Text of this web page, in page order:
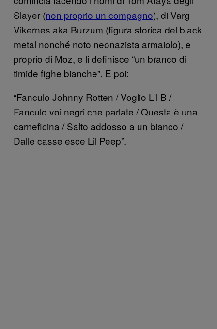
Slayer (non proprio un compagno), di Varg
Vikernes aka Burzum (figura storica del black
metal nonché noto neonazista armaiolo), e
proprio di Moz, e li definisce “un branco di
timide fighe bianche”. E poi:
“Fanculo Johnny Rotten / Voglio Lil B /
Fanculo voi negri che parlate / Questa è una
carneficina / Salto addosso a un bianco /
Dalle casse esce Lil Peep”.